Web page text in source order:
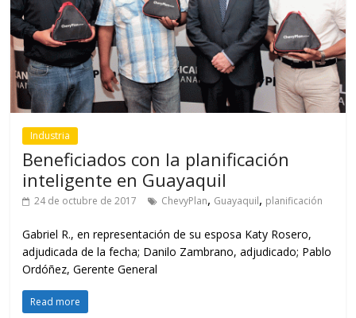
Industria
Beneficiados con la planificación
inteligente en Guayaquil
24 de octubre de 2017 ChevyPlan, Guayaquil, planificación
Gabriel R., en representación de su esposa Katy Rosero,
adjudicada de la fecha; Danilo Zambrano, adjudicado; Pablo
Ordóñez, Gerente General
Read more